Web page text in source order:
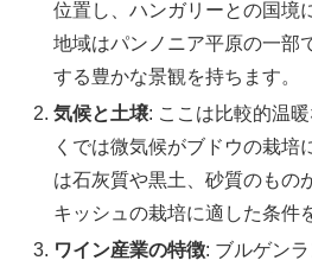
位置し、ハンガリーとの国境
地域はパンノニア平原の一部
する豊かな景観を持ちます。
気候と土壌: ここは比較的温
くでは微気候がブドウの栽培
は石灰質や黒土、砂質のもの
キッシュの栽培に適した条件
ワイン産業の特徴: ブルゲン